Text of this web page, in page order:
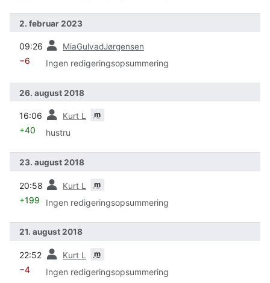
2. februar 2023
09:26 MiaGulvadJørgensen
−6 Ingen redigeringsopsummering
26. august 2018
16:06 Kurt L m
+40 hustru
23. august 2018
20:58 Kurt L m
+199 Ingen redigeringsopsummering
21. august 2018
22:52 Kurt L m
−4 Ingen redigeringsopsummering